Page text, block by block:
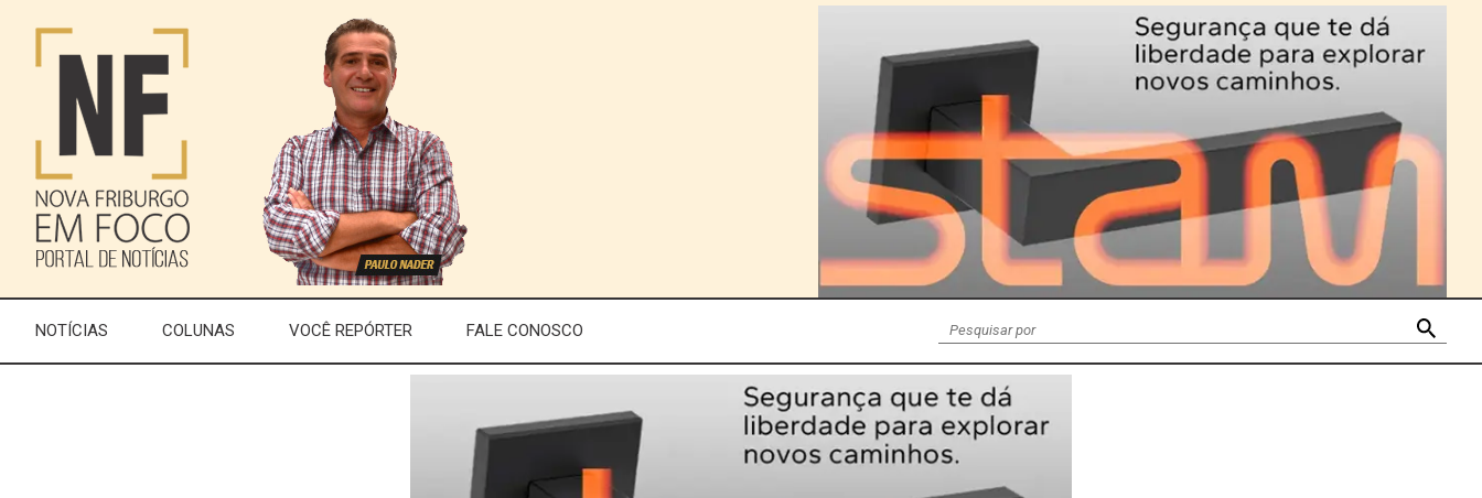
NOTÍCIAS COLUNAS VOCÊ REPÓRTER FALE CONOSCO